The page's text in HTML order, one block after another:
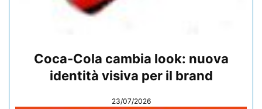
Coca-Cola cambia look: nuova
identità visiva per il brand
23/07/2026